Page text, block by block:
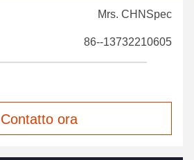
Mrs. CHNSpec
86--13732210605
Contatto ora